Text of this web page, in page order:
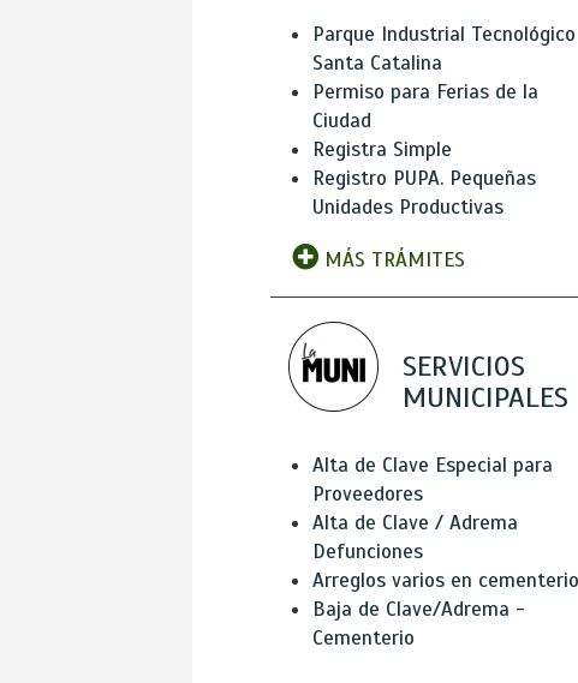
Parque Industrial Tecnológico
Santa Catalina
Permiso para Ferias de la
Ciudad
Registra Simple
Registro PUPA. Pequeñas
Unidades Productivas
MÁS TRÁMITES
SERVICIOS
MUNICIPALES
Alta de Clave Especial para
Proveedores
Alta de Clave / Adrema
Defunciones
Arreglos varios en cementerio
Baja de Clave/Adrema -
Cementerio